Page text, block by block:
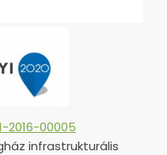
2016-00005
infrastrukturális